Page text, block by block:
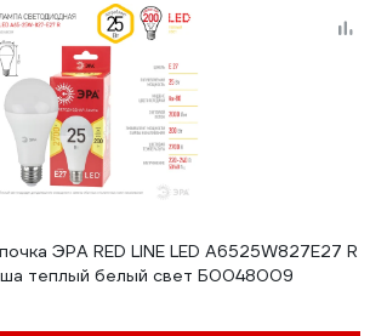
ЭРА RED LINE LED A6525W827E27 R
теплый белый свет Б0048009